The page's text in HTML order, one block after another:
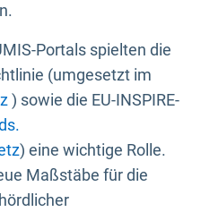
Portals spielten die
(umgesetzt im
) sowie die EU-INSPIRE-
) eine wichtige Rolle.
Maßstäbe für die